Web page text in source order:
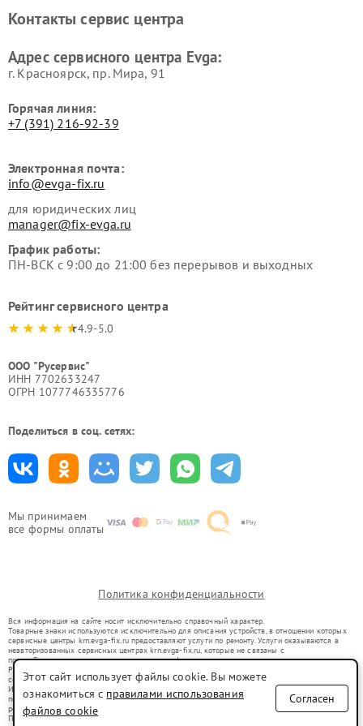
Мы принимаем
все формы оплаты
Контакты сервис центра
Адрес сервисного центра Evga:
г. Красноярск, ​пр. Мира, 91
Горячая линия:
+7 (391) 216-92-39
Электронная почта:
info@evga-fix.ru
для юридических лиц
manager@fix-evga.ru
График работы:
ПН-ВСК с 9:00 до 21:00 без перерывов и выходных
Рейтинг сервисного центра
4.9-5.0
ООО "Русервис"
ИНН 7702633247
ОГРН 1077746335776
Поделиться в соц. сетях:
Политика конфиденциальности
Вся информация на сайте носит исключительно справочный характер.
Товарные знаки используются исключительно для описания устройств, в отношении которых
сервисные центры krn.evga-fix.ru предоставляют услуги по ремонту. Услуги оказываются в
неавторизованных сервисных центрах krn.evga-fix.ru, которые не связаны с
правообладателями товарных знаков или их официальными представителями.
Ремонт осуществляется для устройств, уже введенных в гражданский оборот в соответствии
со статьей 1487 ГК РФ.
Использование товарных знаков не преследует цели индивидуализации услуг или введения
потребителей в заблуждение, а служит для информирования о предоставляемых услугах по
ремонту техники указанных брендов.
Представленная на сайте информация не является публичной офертой, определяемой
Этот сайт использует файлы cookie. Вы можете
ознакомиться с правилами использования
файлов cookie
Согласен